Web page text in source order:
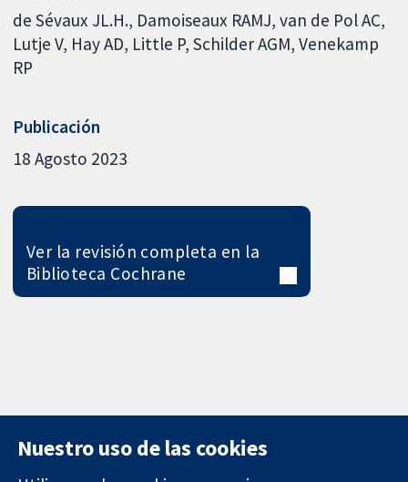
de Sévaux JL.H. Damoiseaux RAMJ van de Pol AC
Lutje V Hay AD Little P Schilder AGM Venekamp
RP
Publicación
18 Agosto 2023
Ver la revisión completa en la
Biblioteca Cochrane
Nuestro uso de las cookies